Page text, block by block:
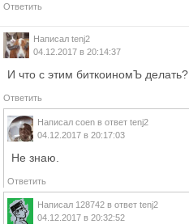
Ответить
Написал tenj2
04.12.2017 в 20:14:37
И что с этим биткоиномЪ делать?
Ответить
Написал coen в ответ tenj2
04.12.2017 в 20:17:03
Не знаю.
Ответить
Написал 128742 в ответ tenj2
04.12.2017 в 20:32:52